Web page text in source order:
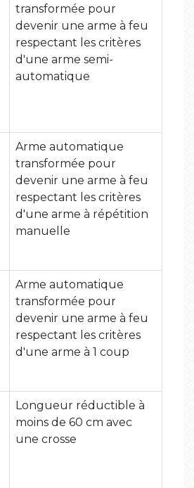
transformée pour
devenir une arme à feu
respectant les critères
d'une arme semi-
automatique
Arme automatique
transformée pour
devenir une arme à feu
respectant les critères
d'une arme à répétition
manuelle
Arme automatique
transformée pour
devenir une arme à feu
respectant les critères
d'une arme à 1 coup
Longueur réductible à
moins de 60 cm avec
une crosse